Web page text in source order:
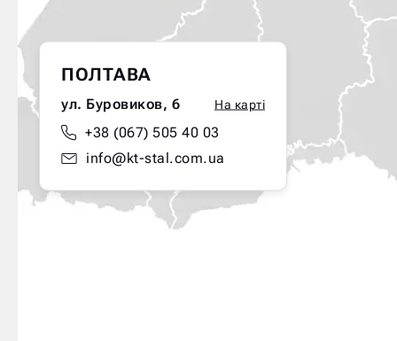
ПОЛТАВА
ул. Буровиков, 6 На карті
+38 (067) 505 40 03
info@kt-stal.com.ua